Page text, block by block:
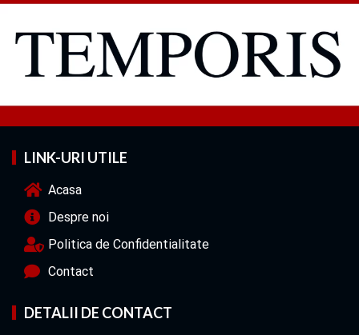
LINK-URI UTILE
Acasa
Despre noi
Politica de Confidentialitate
Contact
DETALII DE CONTACT